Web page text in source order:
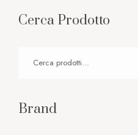
Cerca Prodotto
Brand